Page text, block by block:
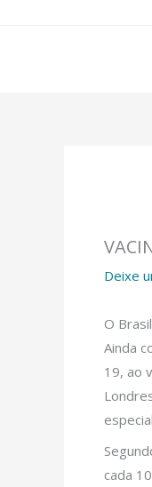
Deixe
O
Ainda
19, ao
cada